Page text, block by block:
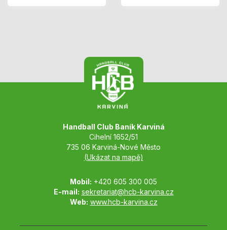
Handball Club Baník Karviná
Cihelní 1652/51
735 06 Karviná-Nové Město
(Ukázat na mapě)
Mobil: +420 605 300 005
E-mail: sekretariat@hcb-karvina.cz
Web: www.hcb-karvina.cz